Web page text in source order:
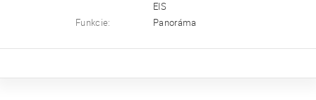
EIS
Funkcie:
Panoráma